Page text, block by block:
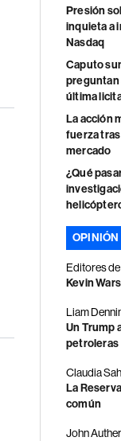
Presión
inquieta a
Nasdaq
Caputo
preguntan
última
La acción
fuerza
mercado
¿Qué
OPINIÓN
Editores
Kevin
Liam
Un Trump
petroleras
Claudia
La
común
John